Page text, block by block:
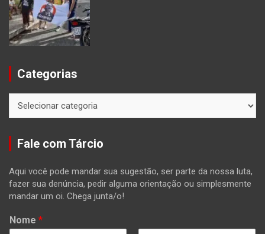
Categorias
Fale com Tárcio
Aqui você pode mandar sua sugestão, ser parte da nossa luta,
fazer sua denúncia, pedir alguma orientação ou simplesmente
mandar um oi. Chega junta/o!
Nome *